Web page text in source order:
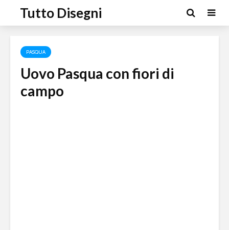
Tutto Disegni
PASQUA
Uovo Pasqua con fiori di
campo